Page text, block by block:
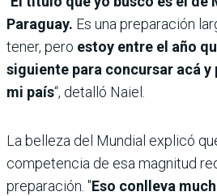
Paraguay. Es una preparación
tener, pero estoy entre el año
siguiente para concursar acá
mi país“, detalló Naiel.
La belleza del Mundial explicó
competencia de esa magnitud
preparación. "Eso conlleva